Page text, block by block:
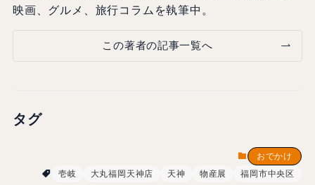
映画、グルメ、旅行コラムを執筆中。
この著者の記事一覧へ
タグ
おでかけ
壱岐
大丸福岡天神店 天神 物産展 福岡市中央区